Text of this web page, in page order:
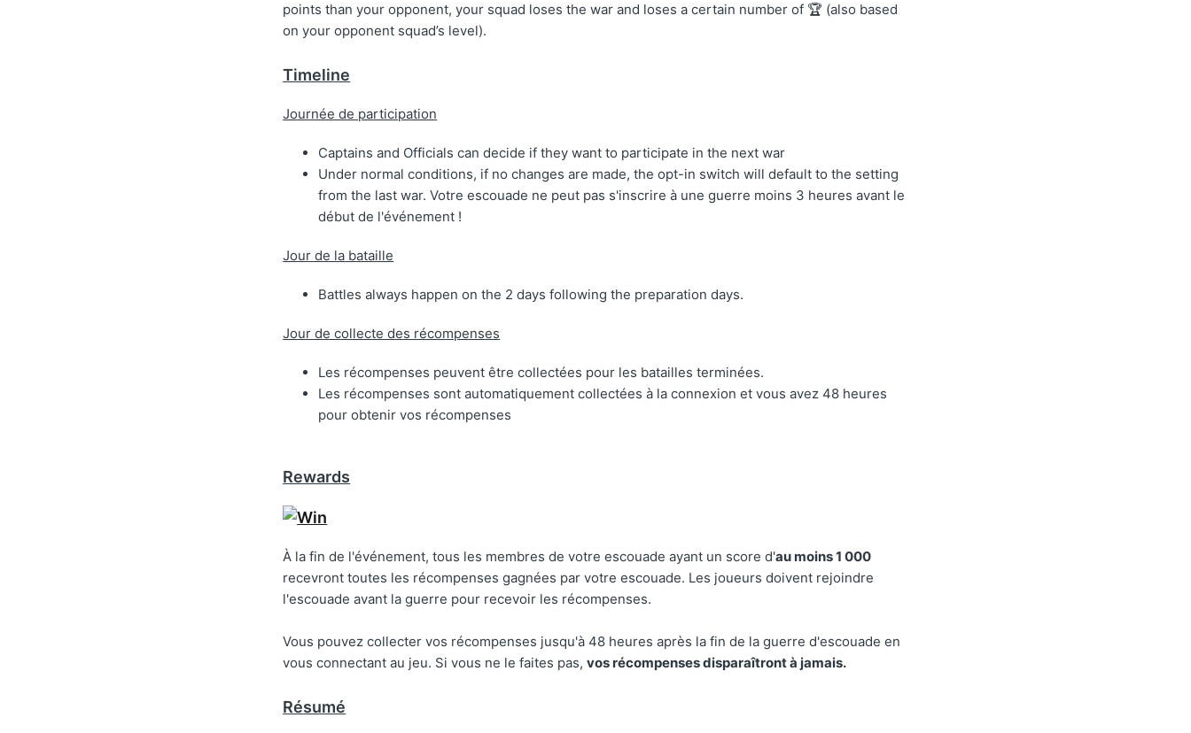
points than your opponent, your squad loses the war and loses a certain number of 🏆 (also based
on your opponent squad’s level).
Timeline
Journée de participation
Captains and Officials can decide if they want to participate in the next war
Under normal conditions, if no changes are made, the opt-in switch will default to the setting
from the last war. Votre escouade ne peut pas s'inscrire à une guerre moins 3 heures avant le
début de l'événement !
Jour de la bataille
Battles always happen on the 2 days following the preparation days.
Jour de collecte des récompenses
Les récompenses peuvent être collectées pour les batailles terminées.
Les récompenses sont automatiquement collectées à la connexion et vous avez 48 heures
pour obtenir vos récompenses
Rewards
À la fin de l'événement, tous les membres de votre escouade ayant un score d'au moins 1 000
recevront toutes les récompenses gagnées par votre escouade. Les joueurs doivent rejoindre
l'escouade avant la guerre pour recevoir les récompenses.
Vous pouvez collecter vos récompenses jusqu'à 48 heures après la fin de la guerre d'escouade en
vous connectant au jeu. Si vous ne le faites pas,vos récompenses disparaîtront à jamais.
Résumé